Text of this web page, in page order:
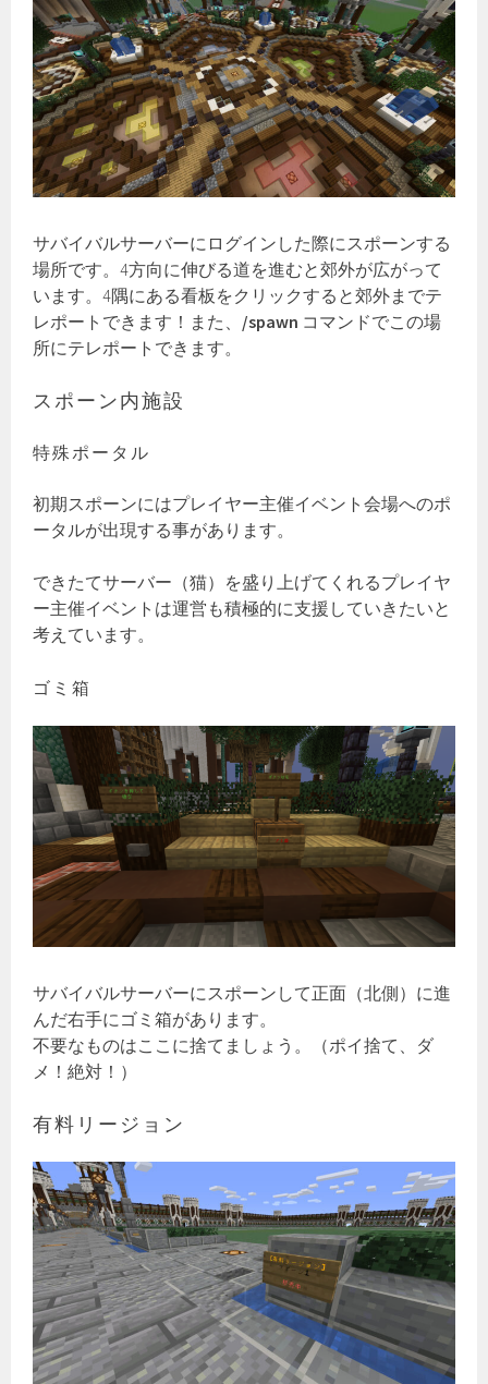
サバイバルサーバーにログインした際にスポーンする
場所です。4方向に伸びる道を進むと郊外が広がって
います。4隅にある看板をクリックすると郊外までテ
レポートできます！また、 /spawn コマンドでこの場
所にテレポートできます。
スポーン内施設
特殊ポータル
初期スポーンにはプレイヤー主催イベント会場へのポ
ータルが出現する事があります。
できたてサーバー（猫）を盛り上げてくれるプレイヤ
ー主催イベントは運営も積極的に支援していきたいと
考えています。
ゴミ箱
サバイバルサーバーにスポーンして正面（北側）に進
んだ右手にゴミ箱があります。
不要なものはここに捨てましょう。（ポイ捨て、ダ
メ！絶対！）
有料リージョン